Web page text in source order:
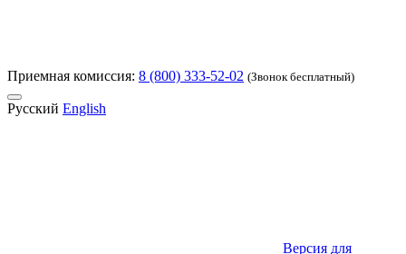
Приемная комиссия: 8 (800) 333-52-02 (Звонок бесплатный)
Русский English
Версия для